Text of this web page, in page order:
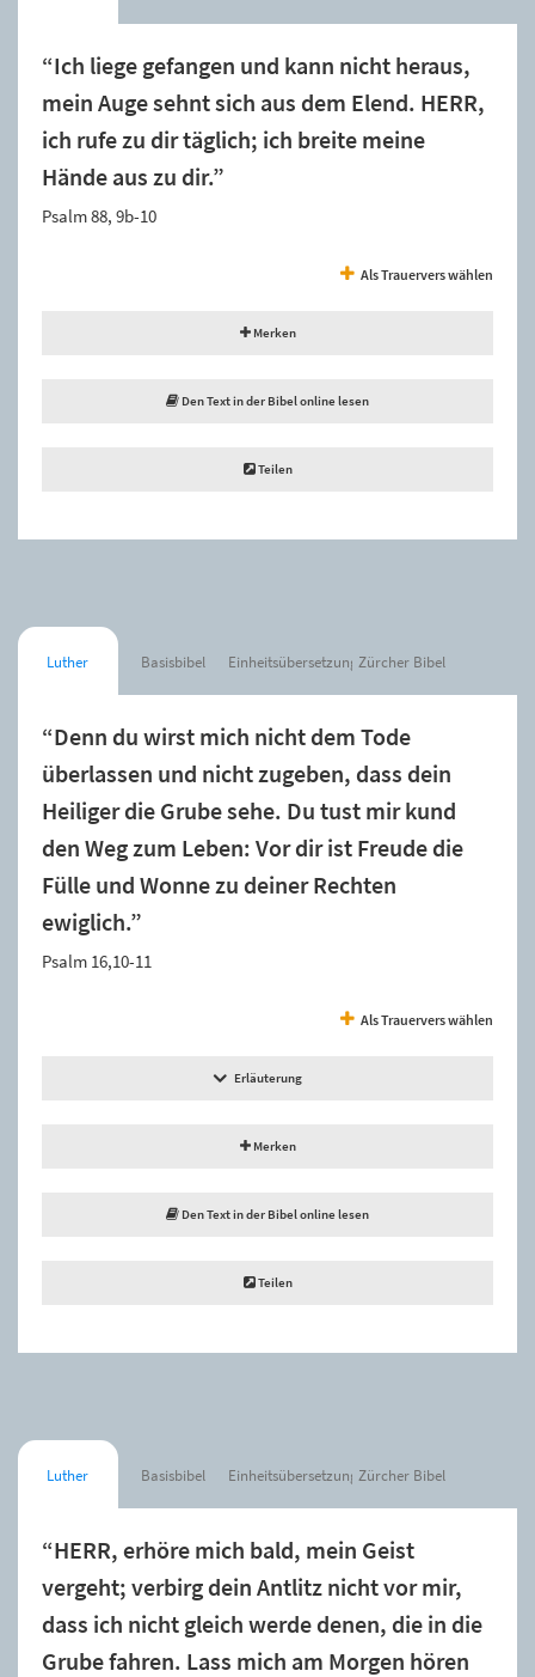
“Ich liege gefangen und kann nicht heraus,
mein Auge sehnt sich aus dem Elend. HERR,
ich rufe zu dir täglich; ich breite meine
Hände aus zu dir.”
Psalm 88, 9b-10
Als Trauervers wählen
Merken
Den Text in der Bibel online lesen
Teilen
Luther Basisbibel Einheitsübersetzung Zürcher Bibel
“Denn du wirst mich nicht dem Tode
überlassen und nicht zugeben, dass dein
Heiliger die Grube sehe. Du tust mir kund
den Weg zum Leben: Vor dir ist Freude die
Fülle und Wonne zu deiner Rechten
ewiglich.”
Psalm 16,10-11
Als Trauervers wählen
Erläuterung
Merken
Den Text in der Bibel online lesen
Teilen
Luther Basisbibel Einheitsübersetzung Zürcher Bibel
“HERR, erhöre mich bald, mein Geist
vergeht; verbirg dein Antlitz nicht vor mir,
dass ich nicht gleich werde denen, die in die
Grube fahren. Lass mich am Morgen hören